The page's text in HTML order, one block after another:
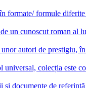
formate/ formule
un cunoscut roman al
autori de
universal, colecția este
și documente de